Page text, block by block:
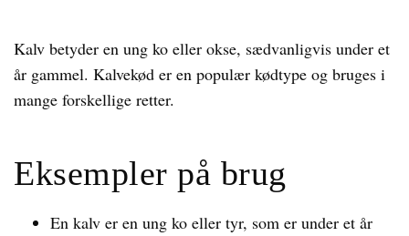
Kalv betyder en ung ko eller okse, sædvanligvis under et
år gammel. Kalvekød er en populær kødtype og bruges i
mange forskellige retter.
Eksempler på brug
En kalv er en ung ko eller tyr, som er under et år